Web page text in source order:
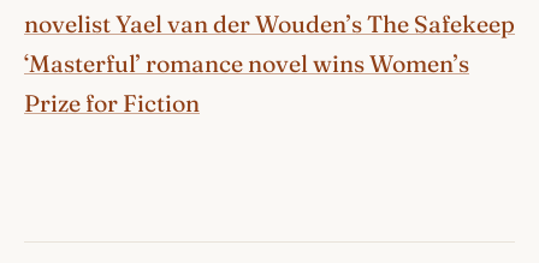
novelist Yael van der Wouden’s The Safekeep
‘Masterful’ romance novel wins Women’s
Prize for Fiction